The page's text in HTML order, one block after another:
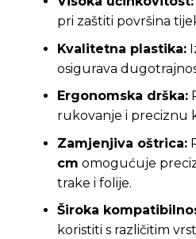
pri zaštiti površina
Kvalitetna plastika:
osigurava
Ergonomska drška:
rukovanje i preciznu
Zamjenjiva oštrica:
cm omogućuje
trake i folije.
Široka
koristiti s različitim